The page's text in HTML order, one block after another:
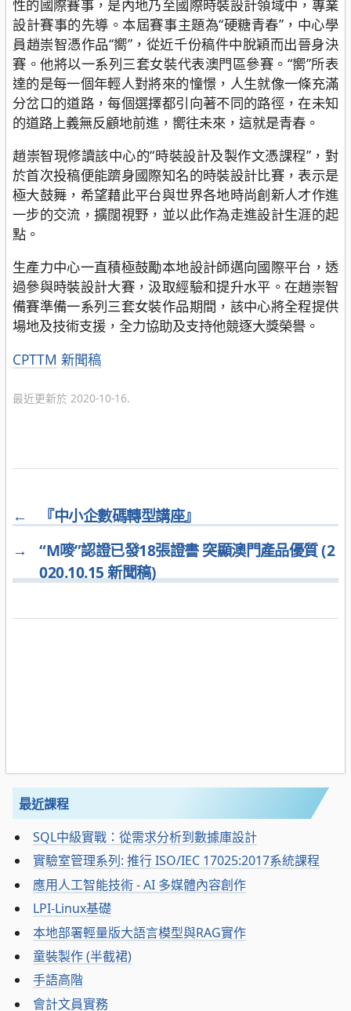
性的國際賽事，是內地乃至國際時裝設計領域中，專業
設計賽事的先導。本屆賽事主題為“硬糖青春”，中心學
員趙崇智憑作品“嚮”，從近千份稿件中脫穎而出晉身決
賽。他將以一系列三套女裝代表澳門區參賽。“嚮”所表
達的是每一個年輕人對將來的憧憬，人生就像一條充滿
分岔口的道路，每個選擇都引向著不同的路徑，在未知
的道路上義無反顧地前進，嚮往未來，這就是青春。
趙崇智現修讀該中心的“時裝設計及製作文憑課程”，對
於首次投稿便能躋身國際知名的時裝設計比賽，表示是
極大鼓舞，希望藉此平台與世界各地時尚創新人才作進
一步的交流，擴闊視野，並以此作為走進設計生涯的起
點。
生產力中心一直積極鼓勵本地設計師邁向國際平台，透
過參與時裝設計大賽，汲取經驗和提升水平。在趙崇智
備賽準備一系列三套女裝作品期間，該中心將全程提供
場地及技術支援，全力協助及支持他競逐大獎榮譽。
分
CPTTM 新聞稿
最近更新於 2020-10-16.
←
『中小企數碼轉型講座』
→
“M嘜”認證已發18張證書 突顯澳門產品優質 (2
020.10.15 新聞稿)
最近課程
SQL中級實戰：從需求分析到數據庫設計
實驗室管理系列: 推行 ISO/IEC 17025:2017系統課程
應用人工智能技術 - AI 多媒體內容創作
LPI-Linux基礎
本地部署輕量版大語言模型與RAG實作
童裝製作 (半截裙)
手語高階
會計文員實務